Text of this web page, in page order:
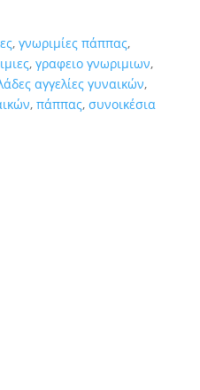
, γνωριμίες πάππας,
, γραφειο γνωριμιων,
αγγελίες γυναικών,
, πάππας, συνοικέσια